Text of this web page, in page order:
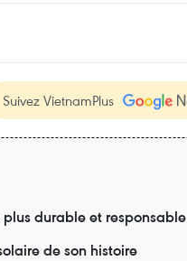
Suivez VietnamPlus
durable et responsable
de son histoire